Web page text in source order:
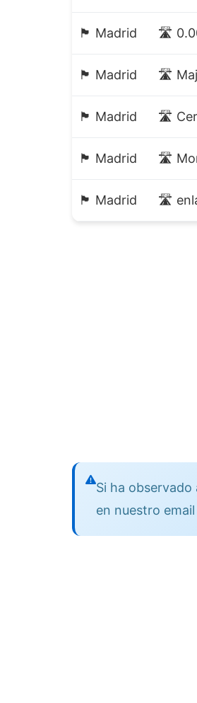
🏴 Madrid 🛣️
🏴 Madrid 🛣️
🏴 Madrid 🛣️
🏴 Madrid 🛣️
🏴 Madrid 🛣️
Si ha
en nuestro